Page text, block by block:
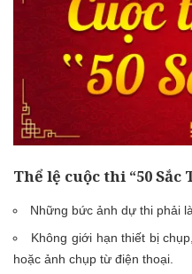
Thể lệ cuộc thi “50 Sắc
Những bức ảnh dự thi phải
Không giới hạn thiết bị
hoặc ảnh chụp từ điện thoại.